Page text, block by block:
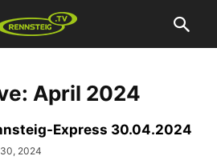
April 2024
Express 30.04.2024
2024